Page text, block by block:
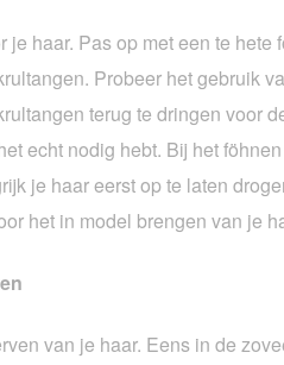
je haar. Pas op met een te hete
Probeer het gebruik
terug te dringen voor
echt nodig hebt. Bij het
je haar eerst op te laten
het in model brengen van je
van je haar. Eens in de